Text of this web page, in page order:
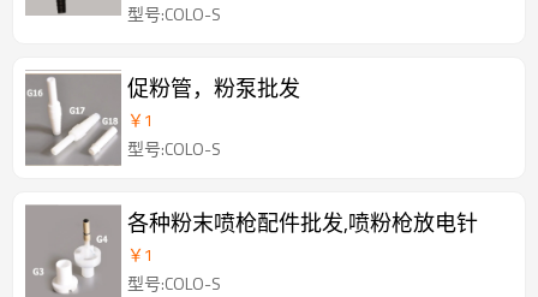
型号:COLO-S
促粉管，粉泵批发
￥1
型号:COLO-S
各种粉末喷枪配件批发,喷粉枪放电针
￥1
型号:COLO-S